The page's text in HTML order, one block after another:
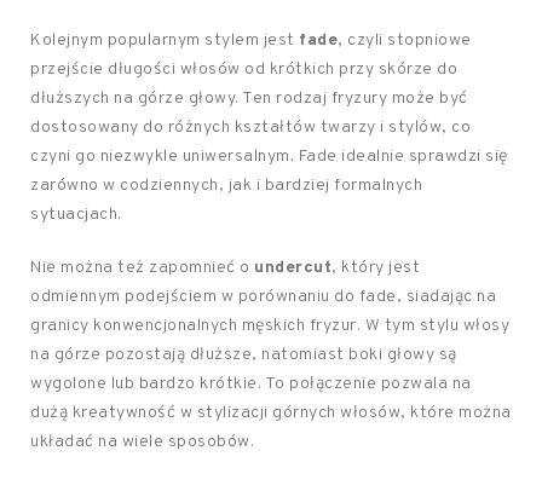
Kolejnym popularnym stylem jest fade, czyli stopniowe
przejście długości włosów od krótkich przy skórze do
dłuższych na górze głowy. Ten rodzaj fryzury może być
dostosowany do różnych kształtów twarzy i stylów, co
czyni go niezwykle uniwersalnym. Fade idealnie sprawdzi się
zarówno w codziennych, jak i bardziej formalnych
sytuacjach.
Nie można też zapomnieć o undercut, który jest
odmiennym podejściem w porównaniu do fade, siadając na
granicy konwencjonalnych męskich fryzur. W tym stylu włosy
na górze pozostają dłuższe, natomiast boki głowy są
wygolone lub bardzo krótkie. To połączenie pozwala na
dużą kreatywność w stylizacji górnych włosów, które można
układać na wiele sposobów.